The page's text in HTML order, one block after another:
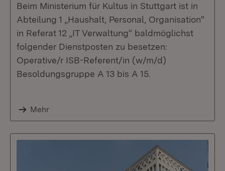
Beim Ministerium für Kultus in Stuttgart ist in
Abteilung 1 „Haushalt, Personal, Organisation"
in Referat 12 „IT Verwaltung“ baldmöglichst
folgender Dienstposten zu besetzen:
Operative/r ISB-Referent/in (w/m/d)
Besoldungsgruppe A 13 bis A 15.
Mehr